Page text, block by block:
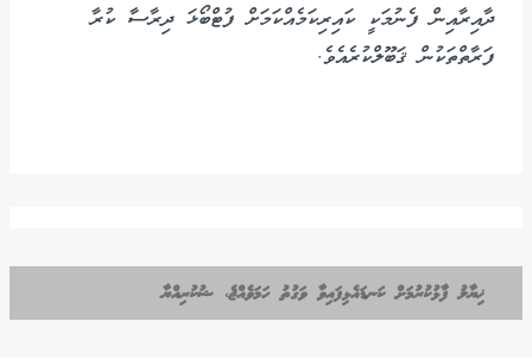
ދާއިރާއިން ފެނުމަކީ ކައިރިކަމެއްކަމަށް ފުޓްބޯޅަ ދިރާސާ ކުރާ
ފަރާތްތަކުން ޤަބޫލްކުރެއެވެ.
ޚިޔާލު ފާޅުކުރުމަށް ކަނޑައެޅިފައިވާ ވަގުތު ހަމަވެއްޖެ، ޝުކުރިއްޔާ